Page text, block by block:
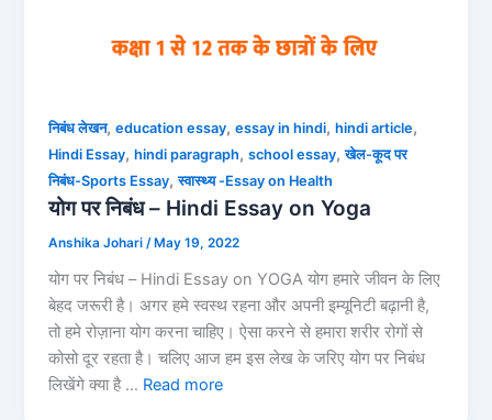
निबंध लेखन,education essay,essay in hindi,hindi article,
Hindi Essay,hindi paragraph,school essay,खेल-कूद पर
निबंध-Sports Essay,स्वास्थ्य -Essay on Health
योग पर निबंध – Hindi Essay on Yoga
Anshika Johari/ May 19, 2022
योग पर निबंध – Hindi Essay on YOGA योग हमारे जीवन के लिए
बेहद जरूरी है। अगर हमे स्वस्थ रहना और अपनी इम्यूनिटी बढ़ानी है,
तो हमे रोज़ाना योग करना चाहिए। ऐसा करने से हमारा शरीर रोगों से
कोसो दूर रहता है। चलिए आज हम इस लेख के जरिए योग पर निबंध
लिखेंगे क्या है … Read more